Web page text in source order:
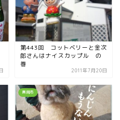
第443回 コットベリーと金次
郎さんはナイスカップル の
巻
2011年7月20日
真岡市
■県央・県東エリア
高根沢町
高根沢町のイベント
宇都宮市
都宮市(グルメ・カフェ)